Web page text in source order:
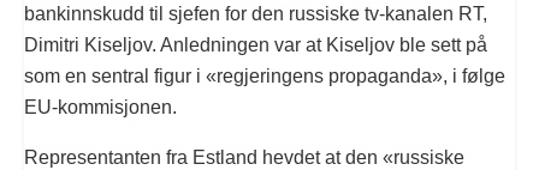
bankinnskudd til sjefen for den russiske tv-kanalen RT,
Dimitri Kiseljov. Anledningen var at Kiseljov ble sett på
som en sentral figur i «regjeringens propaganda», i følge
EU-kommisjonen.
Representanten fra Estland hevdet at den «russiske